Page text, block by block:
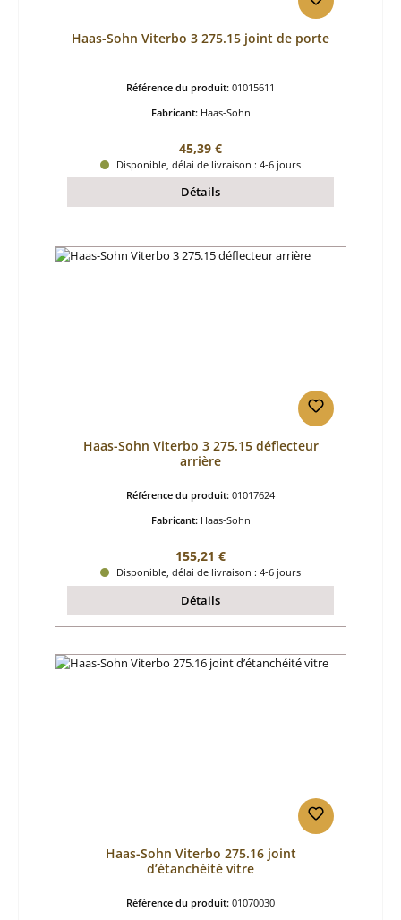
Haas-Sohn Viterbo 3 275.15 joint de porte
Référence du produit: 01015611
Fabricant: Haas-Sohn
Prix régulier :
45,39 €
Disponible, délai de livraison : 4-6 jours
Détails
Haas-Sohn Viterbo 3 275.15 déflecteur
arrière
Référence du produit: 01017624
Fabricant: Haas-Sohn
Prix régulier :
155,21 €
Disponible, délai de livraison : 4-6 jours
Détails
Haas-Sohn Viterbo 275.16 joint
d’étanchéité vitre
Référence du produit: 01070030